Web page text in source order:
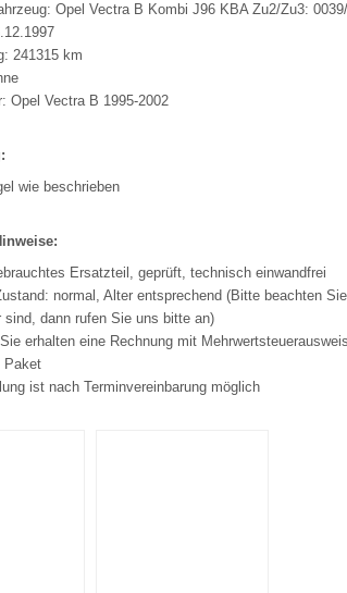
Opel Vectra B Kombi J96 KBA Zu2/Zu3:
241315 km
Opel Vectra B 1995-2002
wie beschrieben
Ersatzteil, geprüft, technisch einwandfrei
normal, Alter entsprechend (Bitte beachten
sind, dann rufen Sie uns bitte an)
erhalten eine Rechnung mit Mehrwertsteuerausweis
Paket
ist nach Terminvereinbarung möglich